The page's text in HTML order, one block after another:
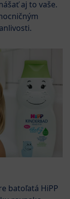
aj to vaše.
batoľatá HiPP